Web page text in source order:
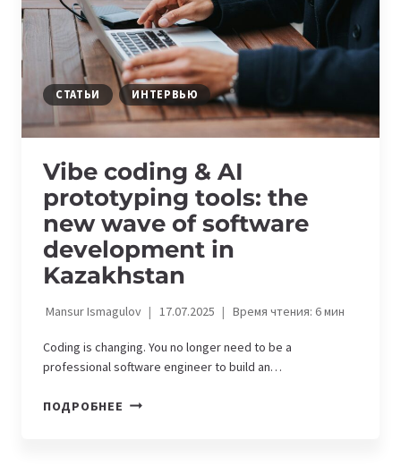
СТАТЬИ ИНТЕРВЬЮ
Vibe coding & AI
prototyping tools: the
new wave of software
development in
Kazakhstan
Mansur Ismagulov 17.07.2025 Время чтения: 6мин
Coding is changing. You no longer need to be a
professional software engineer to build an…
ПОДРОБНЕЕ VIBE